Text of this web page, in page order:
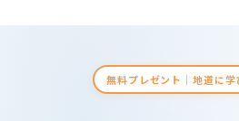
無料プレゼント｜地道に